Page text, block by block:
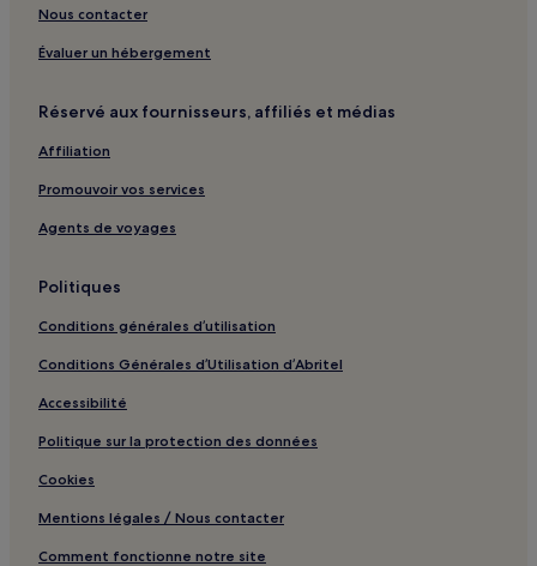
Musée Asiatica : hôtels à proximité
Biarritz-Pays basque : hôtels à proximité
Église Saint-Jean-Baptiste : hôtels à proximité
Gare de Boucau : hôtels à proximité
Plage de Lafitenia : hôtels à proximité
Port de Saint-Jean-de-Luz : hôtels à proximité
parking
Centre-Ville de Saint-Jean-de-Luz : hôtels
Hendaye : hôtels Hôtels avec parking
Hendaye : hôtels
Nous contacter
Évaluer un hébergement
Réservé aux fournisseurs, affiliés et médias
Affiliation
Promouvoir vos services
Agents de voyages
Politiques
Conditions générales d’utilisation
Conditions Générales d’Utilisation d’Abritel
Accessibilité
Politique sur la protection des données
Cookies
Mentions légales / Nous contacter
Comment fonctionne notre site